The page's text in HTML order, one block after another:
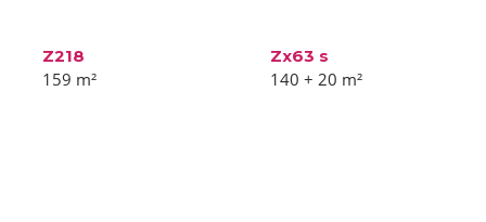
Z218
159 m²
Zx63 s
140 + 20 m²